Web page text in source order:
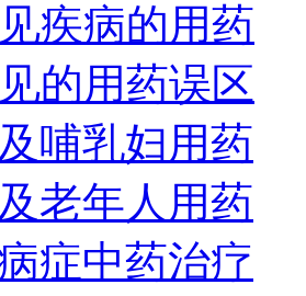
疾病的用药
的用药误区
哺乳妇用药
老年人用药
症中药治疗